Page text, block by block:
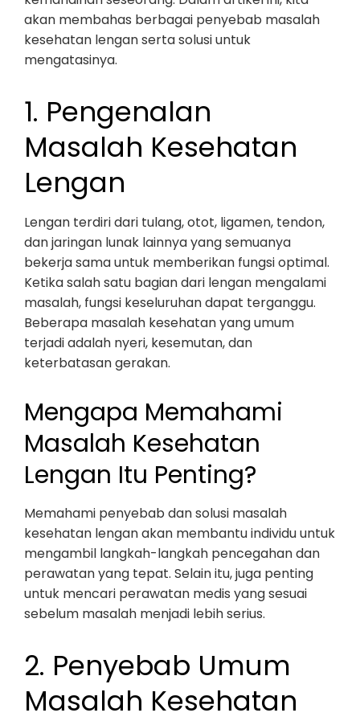
akan membahas berbagai penyebab masalah
kesehatan lengan serta solusi untuk
mengatasinya.
1. Pengenalan
Masalah Kesehatan
Lengan
Lengan terdiri dari tulang, otot, ligamen, tendon,
dan jaringan lunak lainnya yang semuanya
bekerja sama untuk memberikan fungsi optimal.
Ketika salah satu bagian dari lengan mengalami
masalah, fungsi keseluruhan dapat terganggu.
Beberapa masalah kesehatan yang umum
terjadi adalah nyeri, kesemutan, dan
keterbatasan gerakan.
Mengapa Memahami
Masalah Kesehatan
Lengan Itu Penting?
Memahami penyebab dan solusi masalah
kesehatan lengan akan membantu individu untuk
mengambil langkah-langkah pencegahan dan
perawatan yang tepat. Selain itu, juga penting
untuk mencari perawatan medis yang sesuai
sebelum masalah menjadi lebih serius.
2. Penyebab Umum
Masalah Kesehatan